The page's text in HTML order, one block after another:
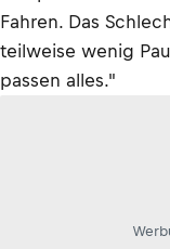
Fahren. Das
teilweise wenig
passen alles."